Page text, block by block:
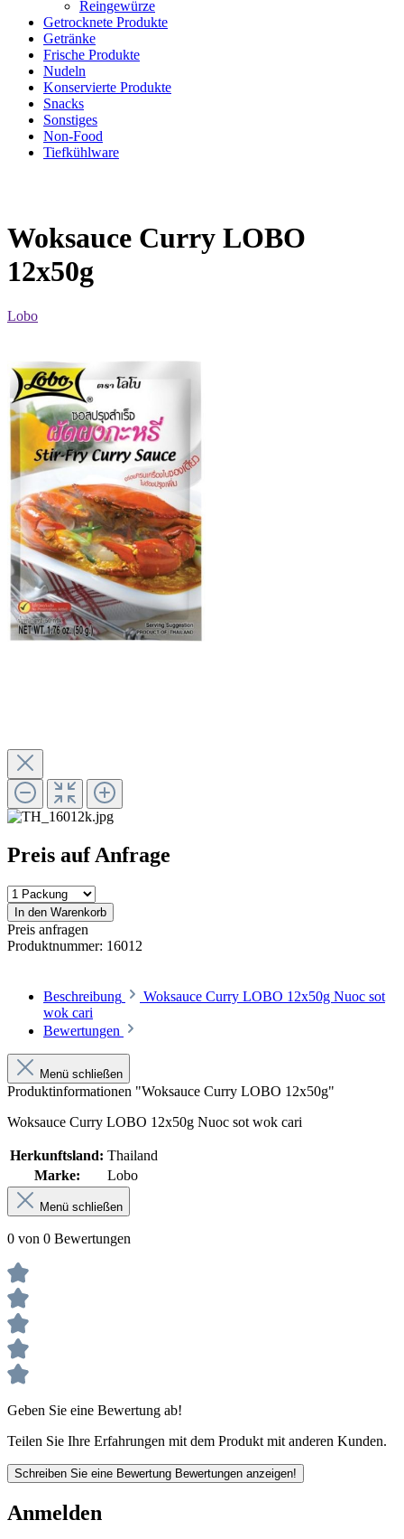
Reingewürze
Getrocknete Produkte
Getränke
Frische Produkte
Nudeln
Konservierte Produkte
Snacks
Sonstiges
Non-Food
Tiefkühlware
Woksauce Curry LOBO
12x50g
Lobo
Preis auf Anfrage
In den Warenkorb
Preis anfragen
Produktnummer: 16012
Beschreibung
Woksauce Curry LOBO 12x50g Nuoc sot
wok cari
Bewertungen
Menü schließen
Produktinformationen "Woksauce Curry LOBO 12x50g"
Woksauce Curry LOBO 12x50g Nuoc sot wok cari
Herkunftsland: Thailand
Marke:
Lobo
Menü schließen
0 von 0 Bewertungen
Geben Sie eine Bewertung ab!
Teilen Sie Ihre Erfahrungen mit dem Produkt mit anderen Kunden.
Schreiben Sie eine Bewertung Bewertungen anzeigen!
Anmelden